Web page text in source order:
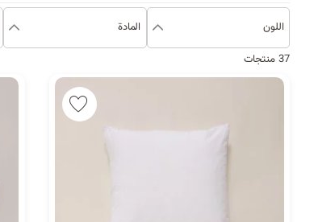
اللون المادة
37 منتجات